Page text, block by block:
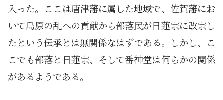
入った。ここは唐津藩に属した地域で、佐賀藩にお
いて島原の乱への貢献から部落民が日蓮宗に改宗し
たという伝承とは無関係なはずである。しかし、こ
こでも部落と日蓮宗、そして番神堂は何らかの関係
があるようである。